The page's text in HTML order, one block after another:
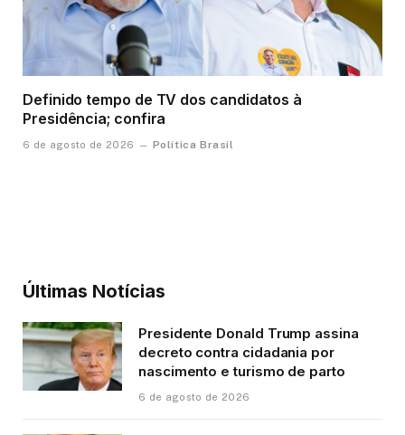
Definido tempo de TV dos candidatos à
Presidência; confira
6 de agosto de 2026 Política Brasil
Últimas Notícias
Presidente Donald Trump assina
decreto contra cidadania por
nascimento e turismo de parto
6 de agosto de 2026